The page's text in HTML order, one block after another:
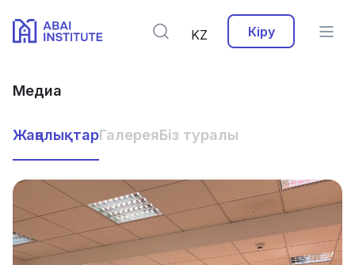
KZ Кіру
Медиа
ЖаңалықтарГалереяБіз туралы